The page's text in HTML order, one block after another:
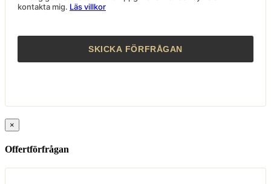
kontakta mig. Läs villkor
×
Offertförfrågan